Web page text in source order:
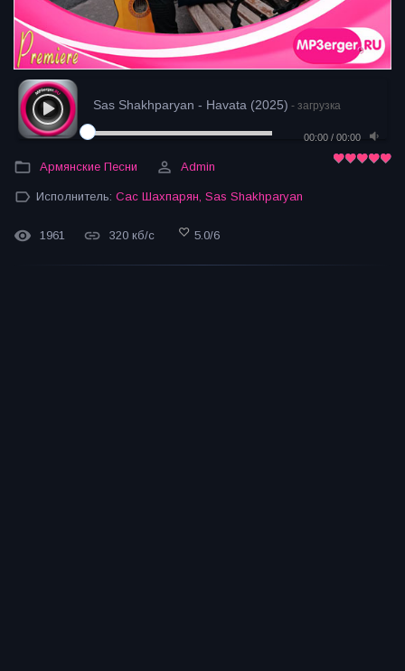
Sas Shakhparyan - Havata (2025) - загрузка
00:00 / 00:00
Армянские Песни Admin
Исполнитель: Сас Шахпарян Sas Shakhparyan
1961 320 кб/с 5.0/6